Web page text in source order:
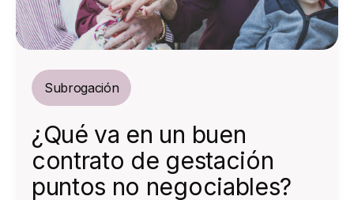
Subrogación
¿Qué va en un buen
contrato de gestación
puntos no negociables?